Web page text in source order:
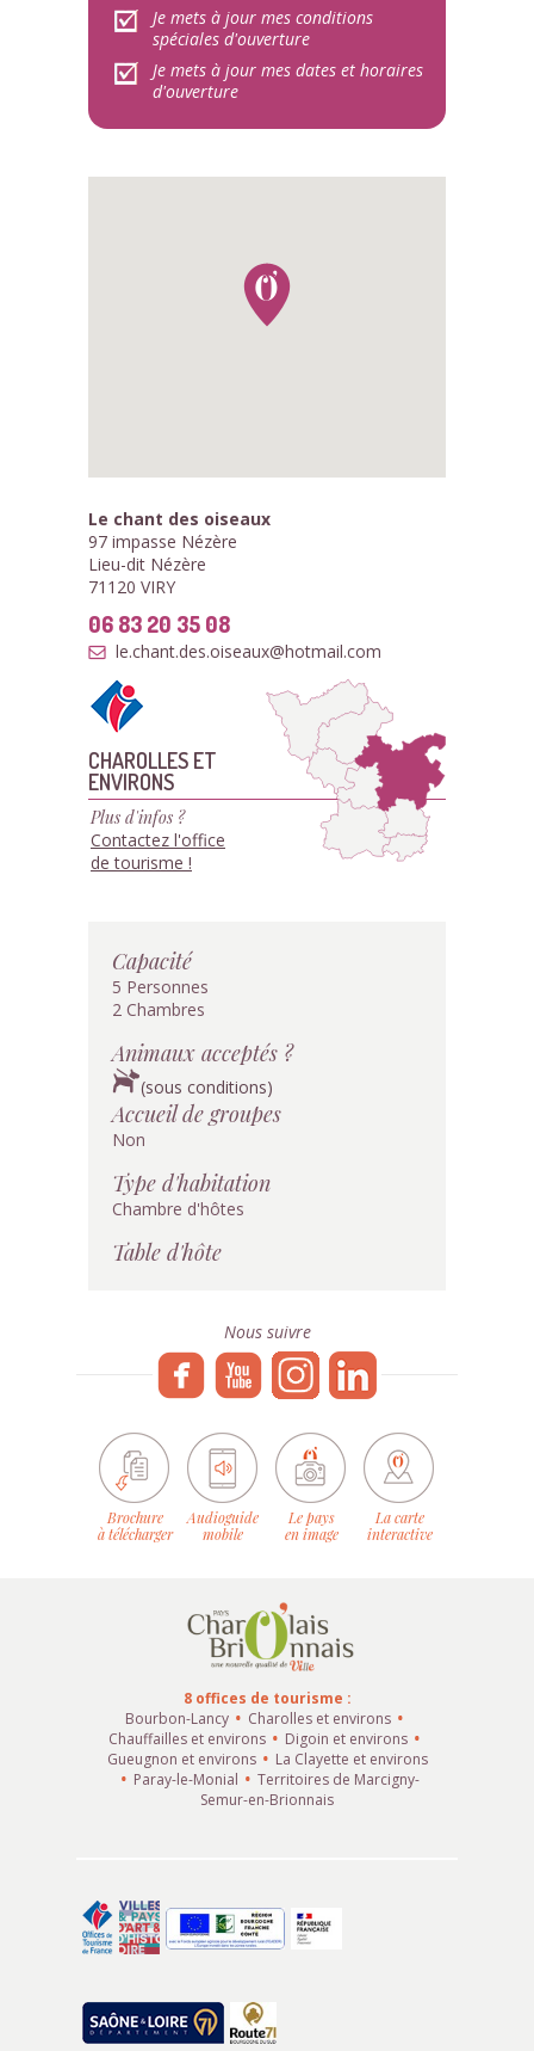
Je mets à jour mes conditions
spéciales d'ouverture
Je mets à jour mes dates et horaires
d'ouverture
Le chant des oiseaux
97 impasse Nézère
Lieu-dit Nézère
71120 VIRY
06 83 20 35 08
le.chant.des.oiseaux@hotmail.com
CHAROLLES ET
ENVIRONS
Plus d'infos ?
Contactez l'office
de tourisme !
Capacité
5 Personnes
2 Chambres
Animaux acceptés ?
(sous conditions)
Accueil de groupes
Non
Type d'habitation
Chambre d'hôtes
Table d'hôte
Nous suivre
Brochure
à télécharger
Audioguide
mobile
Le pays
en image
La carte
interactive
8 offices de tourisme :
Bourbon-Lancy
Charolles et environs
Chauffailles et environs
Digoin et environs
Gueugnon et environs
La Clayette et environs
Paray-le-Monial
Territoires de Marcigny-
Semur-en-Brionnais